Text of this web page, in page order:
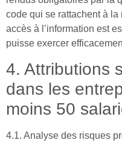
code qui se rattachent à
accès à l’information est
puisse exercer
4. Attributions
dans les
moins 50
4.1. Analyse des risques